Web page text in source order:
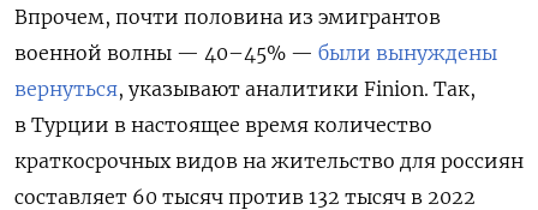
Впрочем, почти половина из эмигрантов
военной волны — 40–45% — были вынуждены
вернуться, указывают аналитики Finion. Так,
в Турции в настоящее время количество
краткосрочных видов на жительство для россиян
составляет 60 тысяч против 132 тысяч в 2022